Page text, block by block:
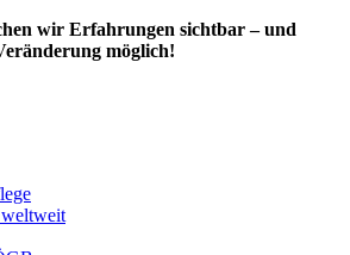
wir Erfahrungen sichtbar – und
möglich!